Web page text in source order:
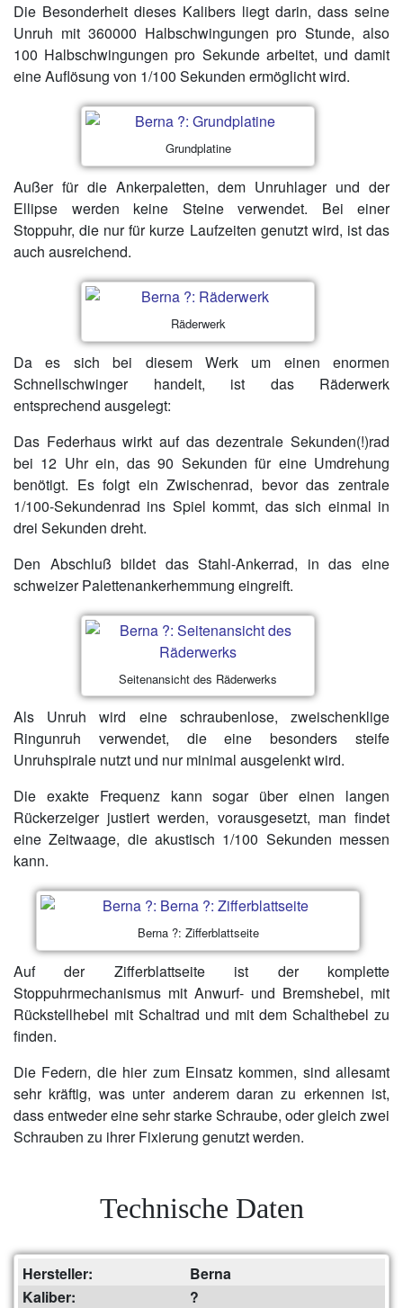
Die Besonderheit dieses Kalibers liegt darin, dass seine
Unruh mit 360000 Halbschwingungen pro Stunde, also
100 Halbschwingungen pro Sekunde arbeitet, und damit
eine Auflösung von 1/100 Sekunden ermöglicht wird.
Grundplatine
Außer für die Ankerpaletten, dem Unruhlager und der
Ellipse werden keine Steine verwendet. Bei einer
Stoppuhr, die nur für kurze Laufzeiten genutzt wird, ist das
auch ausreichend.
Räderwerk
Da es sich bei diesem Werk um einen enormen
Schnellschwinger handelt, ist das Räderwerk
entsprechend ausgelegt:
Das Federhaus wirkt auf das dezentrale Sekunden(!)rad
bei 12 Uhr ein, das 90 Sekunden für eine Umdrehung
benötigt. Es folgt ein Zwischenrad, bevor das zentrale
1/100-Sekundenrad ins Spiel kommt, das sich einmal in
drei Sekunden dreht.
Den Abschluß bildet das Stahl-Ankerrad, in das eine
schweizer Palettenankerhemmung eingreift.
Seitenansicht des Räderwerks
Als Unruh wird eine schraubenlose, zweischenklige
Ringunruh verwendet, die eine besonders steife
Unruhspirale nutzt und nur minimal ausgelenkt wird.
Die exakte Frequenz kann sogar über einen langen
Rückerzeiger justiert werden, vorausgesetzt, man findet
eine Zeitwaage, die akustisch 1/100 Sekunden messen
kann.
Berna ?: Zifferblattseite
Auf der Zifferblattseite ist der komplette
Stoppuhrmechanismus mit Anwurf- und Bremshebel, mit
Rückstellhebel mit Schaltrad und mit dem Schalthebel zu
finden.
Die Federn, die hier zum Einsatz kommen, sind allesamt
sehr kräftig, was unter anderem daran zu erkennen ist,
dass entweder eine sehr starke Schraube, oder gleich zwei
Schrauben zu ihrer Fixierung genutzt werden.
Technische Daten
Hersteller:
Berna
Kaliber:
?